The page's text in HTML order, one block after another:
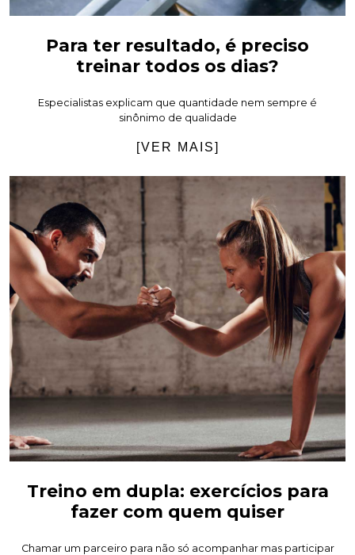
Para ter resultado, é preciso
treinar todos os dias?
Especialistas explicam que quantidade nem sempre é
sinônimo de qualidade
[VER MAIS]
Treino em dupla: exercícios para
fazer com quem quiser
Chamar um parceiro para não só acompanhar mas participar